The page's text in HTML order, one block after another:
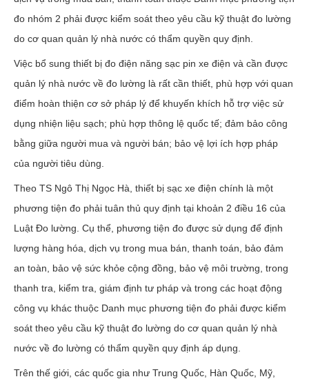
đo nhóm 2 phải được kiểm soát theo yêu cầu kỹ thuật đo lường
do cơ quan quản lý nhà nước có thẩm quyền quy định.
Việc bổ sung thiết bị đo điện năng sạc pin xe điện và cần được
quản lý nhà nước về đo lường là rất cần thiết, phù hợp với quan
điểm hoàn thiện cơ sở pháp lý để khuyến khích hỗ trợ việc sử
dụng nhiện liệu sạch; phù hợp thông lệ quốc tế; đảm bảo công
bằng giữa người mua và người bán; bảo vệ lợi ích hợp pháp
của người tiêu dùng.
Theo TS Ngô Thị Ngọc Hà, thiết bị sạc xe điện chính là một
phương tiện đo phải tuân thủ quy định tại khoản 2 điều 16 của
Luật Đo lường. Cụ thể, phương tiện đo được sử dụng để định
lượng hàng hóa, dịch vụ trong mua bán, thanh toán, bảo đảm
an toàn, bảo vệ sức khỏe cộng đồng, bảo vệ môi trường, trong
thanh tra, kiểm tra, giám định tư pháp và trong các hoạt động
công vụ khác thuộc Danh mục phương tiện đo phải được kiểm
soát theo yêu cầu kỹ thuật đo lường do cơ quan quản lý nhà
nước về đo lường có thẩm quyền quy định áp dụng.
Trên thế giới, các quốc gia như Trung Quốc, Hàn Quốc, Mỹ,